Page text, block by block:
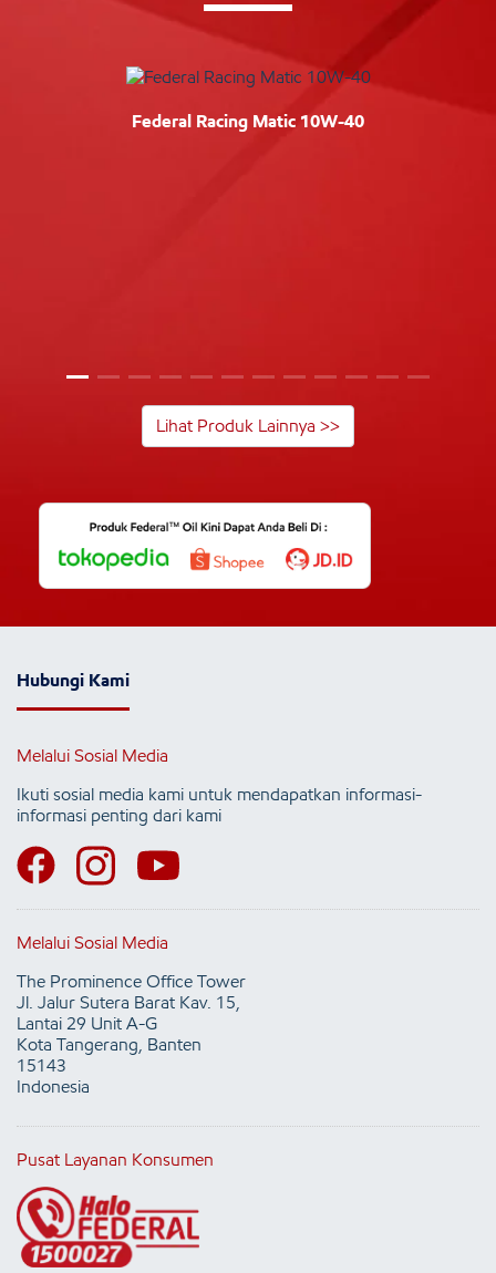
Federal Racing Matic 10W-40
Lihat Produk Lainnya >>
Hubungi Kami
Melalui Sosial Media
Ikuti sosial media kami untuk mendapatkan informasi-
informasi penting dari kami
Melalui Sosial Media
The Prominence Office Tower
Jl. Jalur Sutera Barat Kav. 15,
Lantai 29 Unit A-G
Kota Tangerang, Banten
15143
Indonesia
Pusat Layanan Konsumen